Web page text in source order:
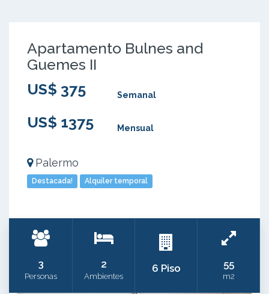
Apartamento Bulnes and
Guemes II
US$ 375
Semanal
US$ 1375 Mensual
Palermo
Destacada! Alquiler temporal
3
Personas
2
Ambientes
6 Piso 55
m2